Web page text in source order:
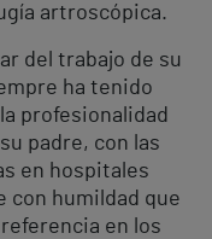
artroscópica.
del trabajo de su
ha tenido
profesionalidad
padre, con las
en hospitales
con humildad que
en los